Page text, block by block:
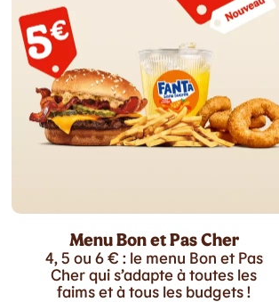
Menu Bon et Pas Cher
4, 5 ou 6 € : le menu Bon et Pas
Cher qui s’adapte à toutes les
faims et à tous les budgets !